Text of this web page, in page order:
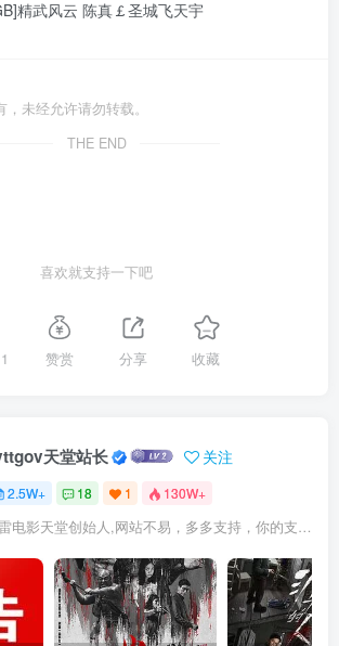
精武风云 陈真￡圣城飞天宇
未经允许请勿转载。
THE END
喜欢就支持一下吧
赞赏 分享 收藏
天堂站长 关注
2.5W+ 18 1 130W+
迅雷电影天堂创始人,网站不易，多多支持，你的支持，是我前进的动力！